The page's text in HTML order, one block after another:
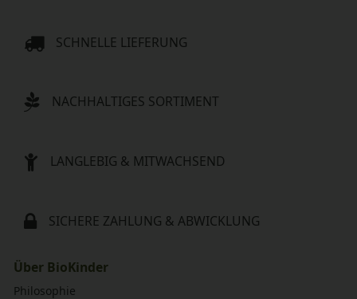
SCHNELLE LIEFERUNG
NACHHALTIGES SORTIMENT
LANGLEBIG & MITWACHSEND
SICHERE ZAHLUNG & ABWICKLUNG
Über BioKinder
Philosophie